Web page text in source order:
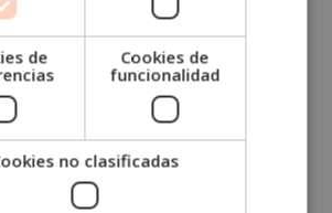
de
Cookies de
funcionalidad
no clasificadas